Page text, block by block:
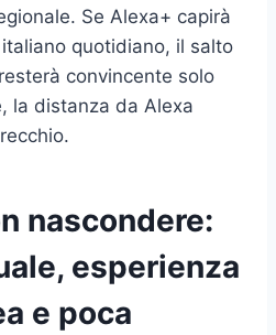
Se Alexa+ capirà
quotidiano, il salto
convincente solo
la distanza da Alexa
nascondere:
esperienza
e poca